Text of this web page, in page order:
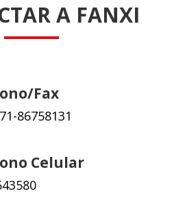
A FANXI
Fax
86758131
Celular